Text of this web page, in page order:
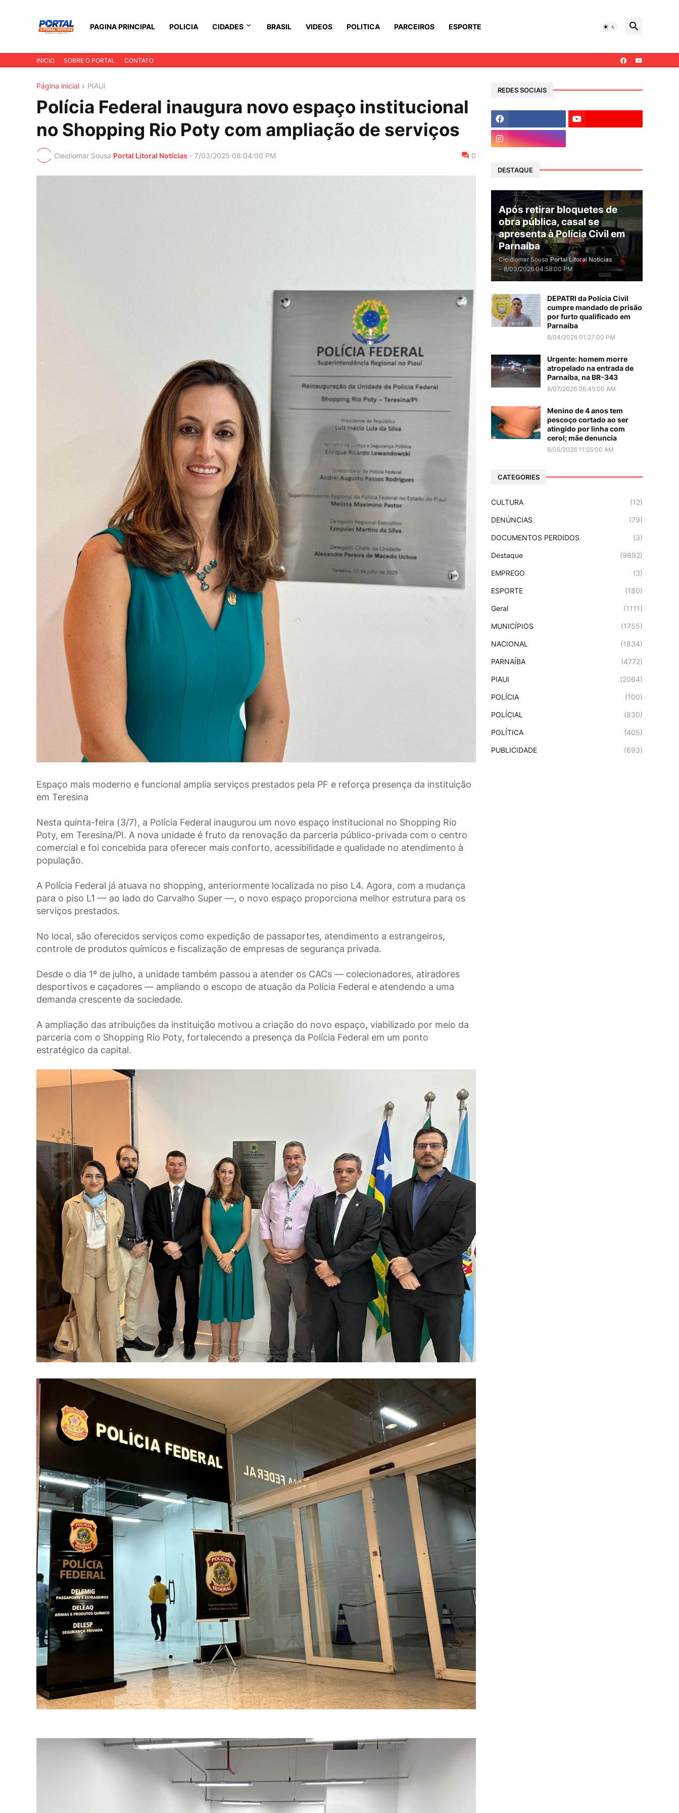
PAGINA PRINCIPAL POLICIA CIDADES BRASIL VIDEOS POLITICA PARCEIROS ESPORTE
INICIO SOBRE O PORTAL CONTATO
Página inicial PIAUI
Polícia Federal inaugura novo espaço institucional
no Shopping Rio Poty com ampliação de serviços
Cleidiomar Sousa Portal Litoral Notícias - 7/03/2025 08:04:00 PM 0
Espaço mais moderno e funcional amplia serviços prestados pela PF e reforça presença da instituição
em Teresina
Nesta quinta-feira (3/7), a Polícia Federal inaugurou um novo espaço institucional no Shopping Rio
Poty, em Teresina/PI. A nova unidade é fruto da renovação da parceria público-privada com o centro
comercial e foi concebida para oferecer mais conforto, acessibilidade e qualidade no atendimento à
população.
A Polícia Federal já atuava no shopping, anteriormente localizada no piso L4. Agora, com a mudança
para o piso L1 — ao lado do Carvalho Super —, o novo espaço proporciona melhor estrutura para os
serviços prestados.
No local, são oferecidos serviços como expedição de passaportes, atendimento a estrangeiros,
controle de produtos químicos e fiscalização de empresas de segurança privada.
Desde o dia 1º de julho, a unidade também passou a atender os CACs — colecionadores, atiradores
desportivos e caçadores — ampliando o escopo de atuação da Polícia Federal e atendendo a uma
demanda crescente da sociedade.
A ampliação das atribuições da instituição motivou a criação do novo espaço, viabilizado por meio da
parceria com o Shopping Rio Poty, fortalecendo a presença da Polícia Federal em um ponto
estratégico da capital.
REDES SOCIAIS
DESTAQUE
Após retirar bloquetes de
obra pública, casal se
apresenta à Polícia Civil em
Parnaíba
Cleidiomar Sousa Portal Litoral Notícias
- 8/03/2026 04:58:00 PM
DEPATRI da Polícia Civil
cumpre mandado de prisão
por furto qualificado em
Parnaíba
8/04/2026 01:27:00 PM
Urgente: homem morre
atropelado na entrada de
Parnaíba, na BR-343
8/07/2026 06:45:00 AM
Menino de 4 anos tem
pescoço cortado ao ser
atingido por linha com
cerol; mãe denuncia
8/05/2026 11:55:00 AM
CATEGORIES
CULTURA (12)
DENÚNCIAS (79)
DOCUMENTOS PERDIDOS (3)
Destaque (9892)
EMPREGO (3)
ESPORTE (180)
Geral (1111)
MUNICÍPIOS (1755)
NACIONAL (1834)
PARNAÍBA (4772)
PIAUI (2064)
POLÍCIA (100)
POLÍCIAL (830)
POLÍTICA (405)
PUBLICIDADE (693)